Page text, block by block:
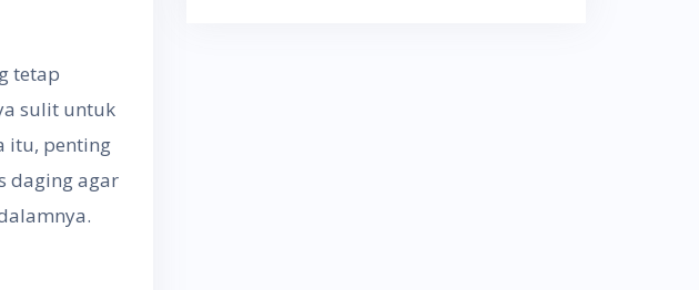
tetap
sulit untuk
itu, penting
daging agar